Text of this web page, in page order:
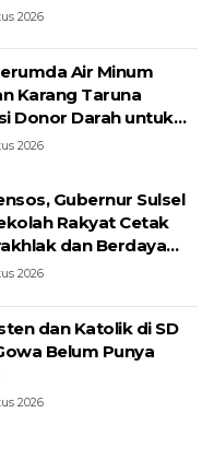
2026
Air Minum
Karang Taruna
Donor Darah untuk
2026
Gubernur Sulsel
Rakyat Cetak
dan Berdaya
2026
dan Katolik di SD
Belum Punya
2026